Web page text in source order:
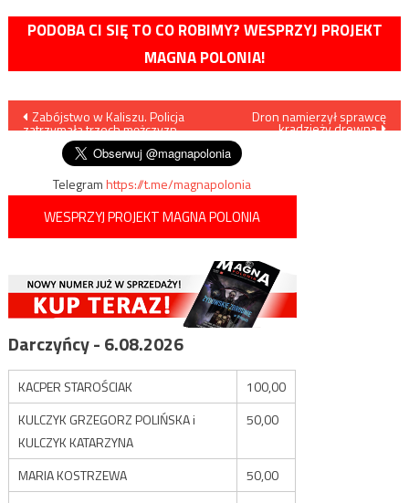
PODOBA CI SIĘ TO CO ROBIMY? WESPRZYJ PROJEKT
MAGNA POLONIA!
Nawigacja
wpisu
Zabójstwo w Kaliszu. Policja
zatrzymała trzech mężczyzn
Dron namierzył sprawcę
kradzieży drewna
Telegramhttps://t.me/magnapolonia
WESPRZYJ PROJEKT MAGNA POLONIA
Darczyńcy - 6.08.2026
KACPER STAROŚCIAK
100,00
KULCZYK GRZEGORZ POLIŃSKA i
KULCZYK KATARZYNA
50,00
MARIA KOSTRZEWA
50,00